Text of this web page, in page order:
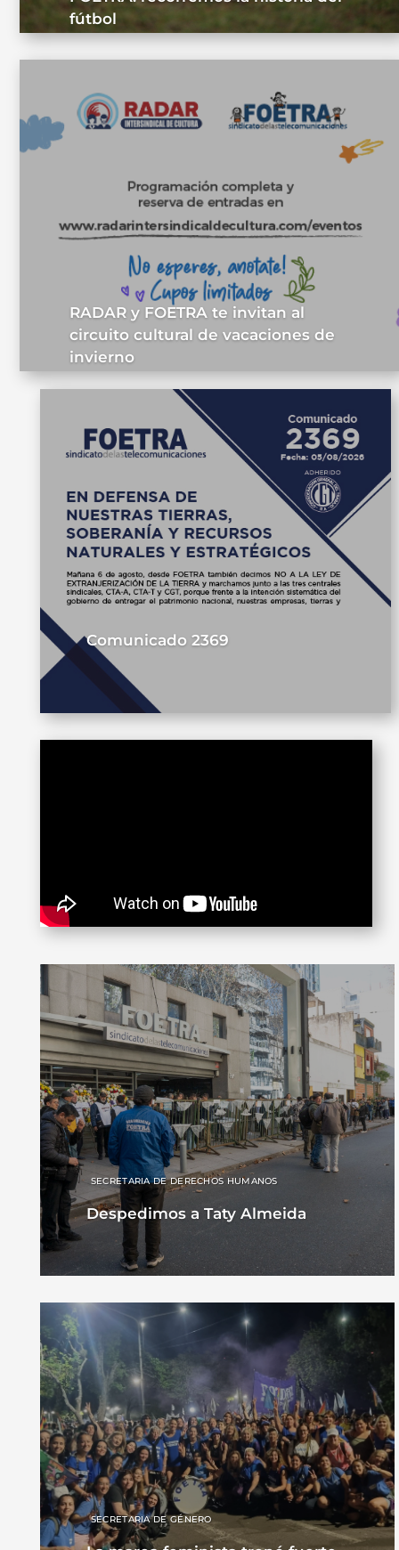
fútbol
RADAR y FOETRA te invitan al
circuito cultural de vacaciones de
invierno
Comunicado 2369
Despedimos a Taty Almeida
SECRETARIA DE DERECHOS HUMANOS
SECRETARIA DE GÉNERO